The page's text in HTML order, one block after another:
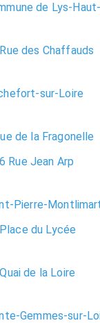
de Lys-
des Chaffauds
sur-Loire
de la Fragonelle
Rue Jean Arp
Pierre-
du Lycée
de la Loire
Gemmes-sur-